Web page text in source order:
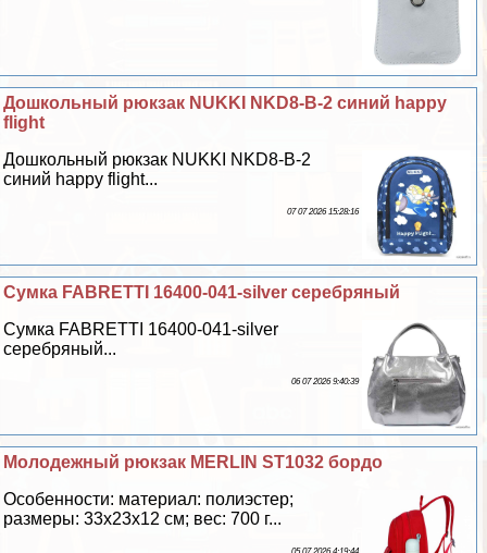
Дошкольный рюкзак NUKKI NKD8-B-2 синий happy
flight
Дошкольный рюкзак NUKKI NKD8-B-2
синий happy flight...
07 07 2026 15:28:16
Сумка FABRETTI 16400-041-silver серебряный
Сумка FABRETTI 16400-041-silver
серебряный...
06 07 2026 9:40:39
Молодежный рюкзак MERLIN ST1032 бордо
Особенности: материал: полиэстер;
размеры: 33x23x12 см; вес: 700 г...